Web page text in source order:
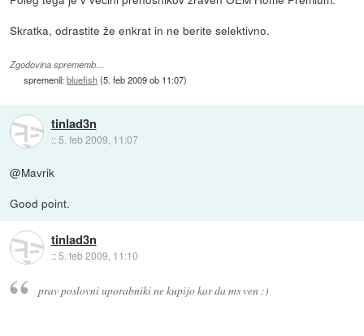
Skratka, odrastite že enkrat in ne berite selektivno.
Zgodovina sprememb…
spremenil:bluefish(5. feb 2009 ob 11:07)
tinlad3n
:: 5. feb 2009, 11:07
@Mavrik
Good point.
tinlad3n
::5. feb 2009, 11:10
prav poslovni uporabniki ne kupijo kar da ms ven :)